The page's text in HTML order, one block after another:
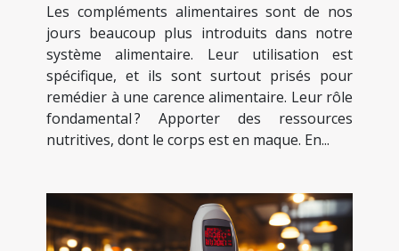
Les compléments alimentaires sont de nos
jours beaucoup plus introduits dans notre
système alimentaire. Leur utilisation est
spécifique, et ils sont surtout prisés pour
remédier à une carence alimentaire. Leur rôle
fondamental ? Apporter des ressources
nutritives, dont le corps est en maque. En...